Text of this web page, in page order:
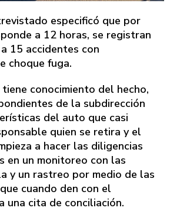
especificó que por
a 12 horas, se registran
15 accidentes con
choque fuga.
conocimiento del hecho,
de la subdirección
del auto que casi
quien se retira y el
a hacer las diligencias
en un monitoreo con las
y un rastreo por medio de las
cuando den con el
una cita de conciliación.